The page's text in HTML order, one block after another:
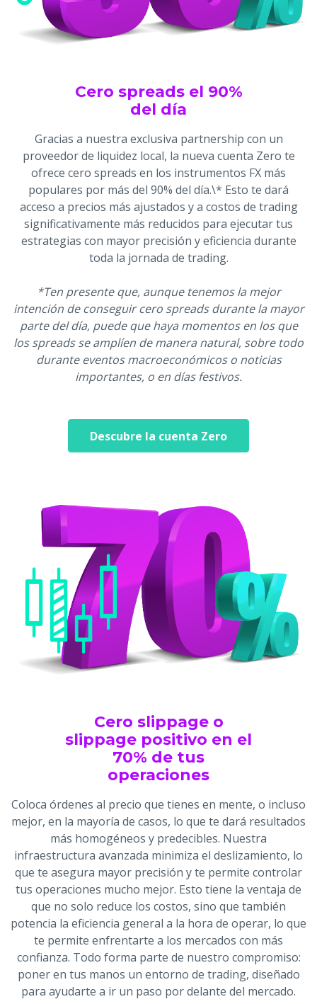
Cero spreads el 90%
del día
Gracias a nuestra exclusiva partnership con un
proveedor de liquidez local, la nueva cuenta Zero te
ofrece cero spreads en los instrumentos FX más
populares por más del 90% del día.\* Esto te dará
acceso a precios más ajustados y a costos de trading
significativamente más reducidos para ejecutar tus
estrategias con mayor precisión y eficiencia durante
toda la jornada de trading.
*Ten presente que, aunque tenemos la mejor
intención de conseguir cero spreads durante la mayor
parte del día, puede que haya momentos en los que
los spreads se amplíen de manera natural, sobre todo
durante eventos macroeconómicos o noticias
importantes, o en días festivos.
Descubre la cuenta Zero
Cero slippage o
slippage positivo en el
70% de tus
operaciones
Coloca órdenes al precio que tienes en mente, o incluso
mejor, en la mayoría de casos, lo que te dará resultados
más homogéneos y predecibles. Nuestra
infraestructura avanzada minimiza el deslizamiento, lo
que te asegura mayor precisión y te permite controlar
tus operaciones mucho mejor. Esto tiene la ventaja de
que no solo reduce los costos, sino que también
potencia la eficiencia general a la hora de operar, lo que
te permite enfrentarte a los mercados con más
confianza. Todo forma parte de nuestro compromiso:
poner en tus manos un entorno de trading, diseñado
para ayudarte a ir un paso por delante del mercado.